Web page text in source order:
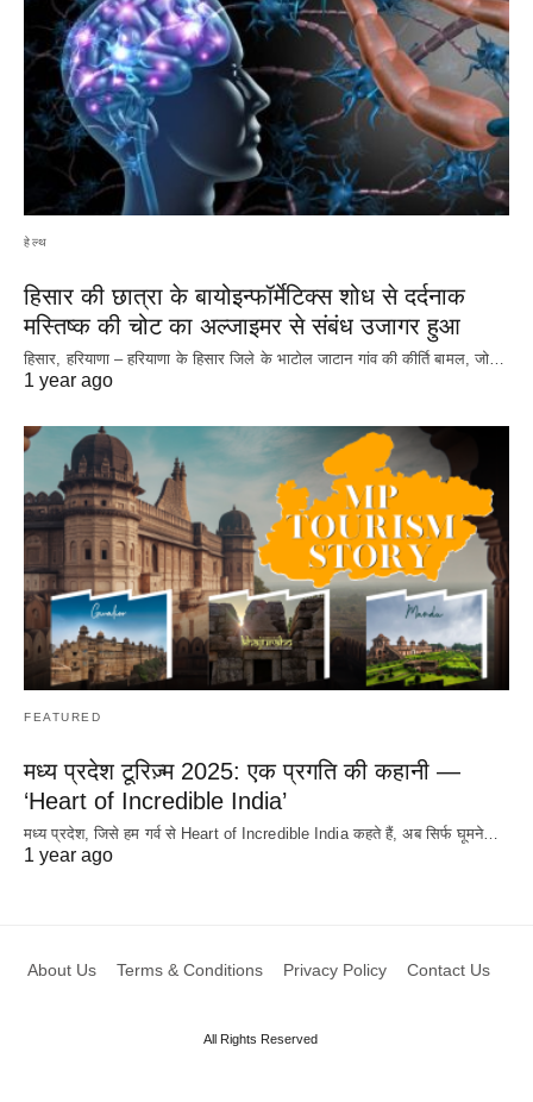
हेल्थ
हिसार की छात्रा के बायोइन्फॉर्मेटिक्स शोध से दर्दनाक
मस्तिष्क की चोट का अल्जाइमर से संबंध उजागर हुआ
हिसार, हरियाणा – हरियाणा के हिसार जिले के भाटोल जाटान गांव की कीर्ति बामल, जो…
1 year ago
FEATURED
मध्य प्रदेश टूरिज़्म 2025: एक प्रगति की कहानी —
‘Heart of Incredible India’
मध्य प्रदेश, जिसे हम गर्व से Heart of Incredible India कहते हैं, अब सिर्फ घूमने…
1 year ago
About Us Terms & Conditions Privacy Policy Contact Us
All Rights Reserved